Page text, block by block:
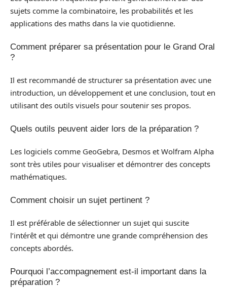
sujets comme la combinatoire, les probabilités et les
applications des maths dans la vie quotidienne.
Comment préparer sa présentation pour le Grand Oral
?
Il est recommandé de structurer sa présentation avec une
introduction, un développement et une conclusion, tout en
utilisant des outils visuels pour soutenir ses propos.
Quels outils peuvent aider lors de la préparation ?
Les logiciels comme GeoGebra, Desmos et Wolfram Alpha
sont très utiles pour visualiser et démontrer des concepts
mathématiques.
Comment choisir un sujet pertinent ?
Il est préférable de sélectionner un sujet qui suscite
l’intérêt et qui démontre une grande compréhension des
concepts abordés.
Pourquoi l’accompagnement est-il important dans la
préparation ?